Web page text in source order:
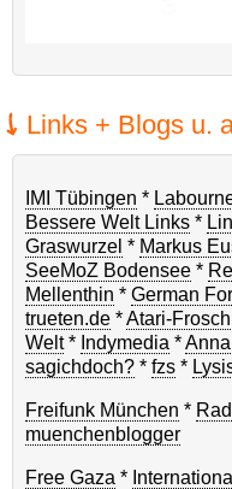
Links + Blogs u.
IMI Tübingen *
Bessere Welt Links *
Graswurzel * Markus
SeeMoZ Bodensee *
Mellenthin * German
trueten.de *Atari-Frosch
Welt* Indymedia *
sagichdoch? * fzs *
Freifunk München *
muenchenblogger
Free Gaza *